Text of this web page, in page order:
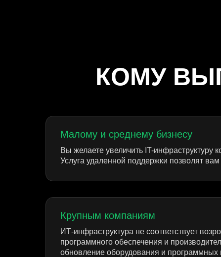
КОМУ
Малому и среднему бизнесу
Вы желаете увеличить IT-инфраструктуру
Услуга удаленной поддержки позволят
Крупным компаниям
ИТ-инфраструктура не соответствует
программного обеспечения и
обновление оборудования и программных